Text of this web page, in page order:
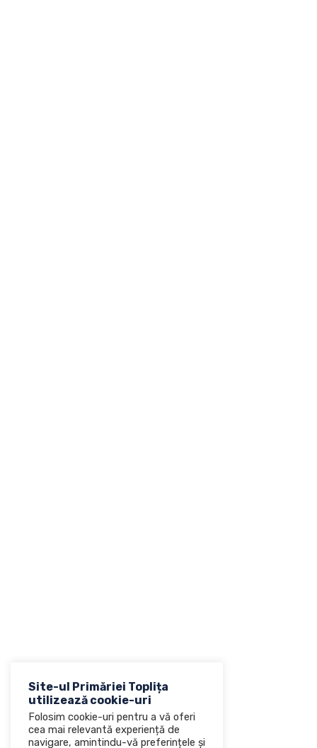
Site-ul Primăriei Toplița
utilizează cookie-uri
Folosim cookie-uri pentru a vă oferi
cea mai relevantă experiență de
navigare, amintindu-vă preferințele și